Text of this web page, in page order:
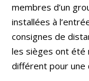
membres d’un
installées à
consignes de
les sièges ont été
différent pour une